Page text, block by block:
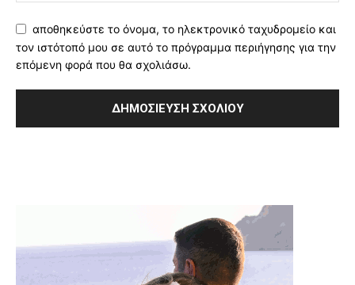
αποθηκεύστε το όνομα, το ηλεκτρονικό ταχυδρομείο και
τον ιστότοπό μου σε αυτό το πρόγραμμα περιήγησης για την
επόμενη φορά που θα σχολιάσω.